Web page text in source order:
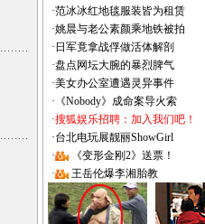
·范冰冰红地毯服装皆为租赁
·姚晨与老公素颜乘地铁被拍
· 日军竟拿战俘做活体解剖
·盘点网坛大腕的暴烈脾气
·美女办公室遭遇灵异事件
· 《Nobody》成命案导火索
·搜狐娱乐招聘：加入我们吧！
·台北电玩展靓丽ShowGirl
·
《变形金刚2》送票！
·
王岳伦爆李湘胎教